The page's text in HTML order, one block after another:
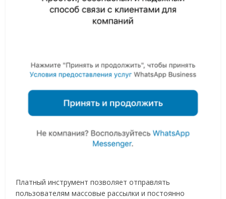
Платный инструмент позволяет отправлять
пользователям массовые рассылки и постоянно